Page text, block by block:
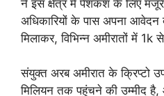
ने इस क्षेत्र में पेशकश के लिए
अधिकारियों के पास अपना
मिलाकर, विभिन्न अमीरातों में
संयुक्त अरब अमीरात के क्रिप्टो
मिलियन तक पहुंचने की उम्मीद